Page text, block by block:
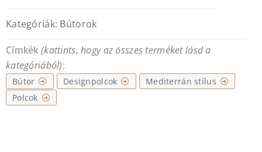
Kategóriák: Bútorok
Címkék (kattints, hogy az összes terméket lásd a
kategóriából):
Bútor Designpolcok
Mediterrán stílus
Polcok